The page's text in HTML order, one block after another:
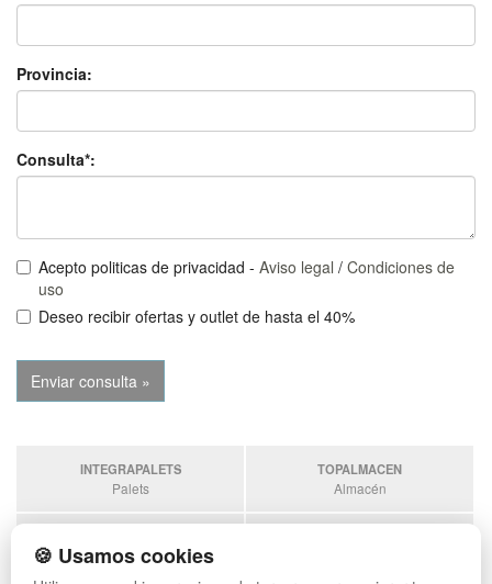
Provincia:
Consulta*:
Acepto politicas de privacidad - Aviso legal / Condiciones de
uso
Deseo recibir ofertas y outlet de hasta el 40%
INTEGRAPALETS
Palets
TOPALMACEN
Almacén
Sobrantes
🍪 Usamos cookies